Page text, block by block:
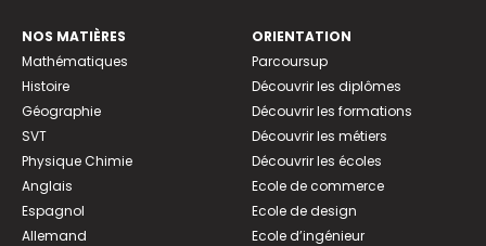
NOS MATIÈRES
Mathématiques
Histoire
Géographie
SVT
Physique Chimie
Anglais
Espagnol
Allemand
ORIENTATION
Parcoursup
Découvrir les diplômes
Découvrir les formations
Découvrir les métiers
Découvrir les écoles
Ecole de commerce
Ecole de design
Ecole d’ingénieur